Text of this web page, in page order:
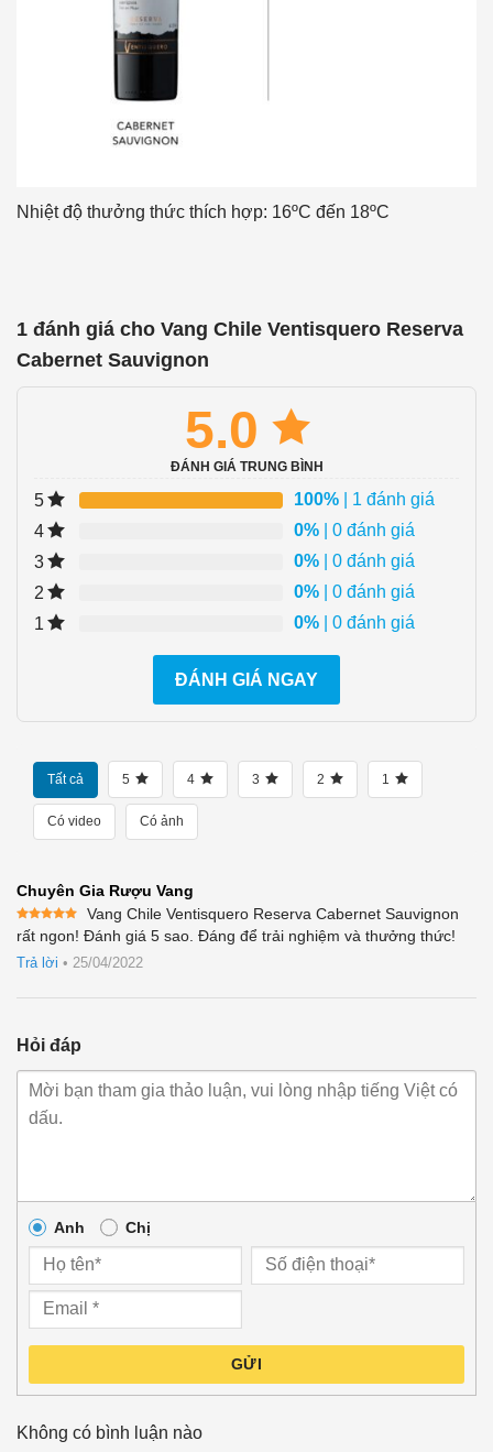
Nhiệt độ thưởng thức thích hợp: 16ºC đến 18ºC
1 đánh giá cho Vang Chile Ventisquero Reserva
Cabernet Sauvignon
5.0
ĐÁNH GIÁ TRUNG BÌNH
5 100% | 1 đánh giá
4
0% | 0 đánh giá
3
0% | 0 đánh giá
2
0% | 0 đánh giá
1
0% | 0 đánh giá
ĐÁNH GIÁ NGAY
Tất cả 5 4 3 2 1
Có video Có ảnh
Chuyên Gia Rượu Vang
Được xếp
hạng55
sao
Vang Chile Ventisquero Reserva Cabernet Sauvignon
rất ngon! Đánh giá 5 sao. Đáng để trải nghiệm và thưởng thức!
Trả lời • 25/04/2022
Hỏi đáp
Anh Chị
GỬI
Không có bình luận nào